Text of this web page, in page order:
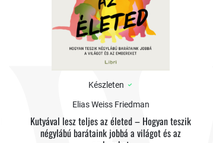
Készleten
Elias Weiss Friedman
Kutyával lesz teljes az életed – Hogyan teszik
négylábú barátaink jobbá a világot és az